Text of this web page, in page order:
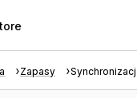
Zapasy